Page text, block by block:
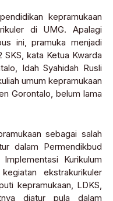
kepramukaan
di UMG. Apalagi
ini, pramuka menjadi
kata Ketua Kwarda
Idah Syahidah Rusli
umum kepramukaan
Gorontalo, belum lama
sebagai salah
dalam Permendikbud
Kurikulum
ekstrakurikuler
kepramukaan, LDKS,
diatur pula dalam